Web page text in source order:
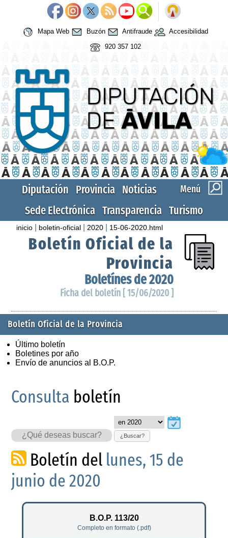
Mapa Web Buzón Antifraude
Accesibilidad
920 357 102
Menú
Diputación Provincia Noticias
Sede Electrónica Transparencia Turismo
inicio boletin-oficial 2020 15-06-2020.html
Boletín Oficial de la
Provincia
Boletínes de 2020
Ficha del boletín [ 15/06/2020 ]
Boletín Oficial de la Provincia
Último boletín
Boletines por año
Envío de anuncios al B.O.P.
Consulta boletín
¿Buscar?
Boletín del lunes, 15 de
junio de 2020
B.O.P. 113/20
Completo en formato (.pdf)